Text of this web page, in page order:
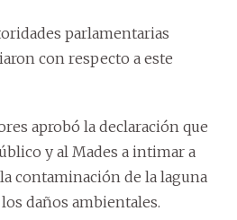
parlamentarias
con respecto a este
aprobó la declaración que
y al Mades a intimar a
contaminación de la laguna
daños ambientales.